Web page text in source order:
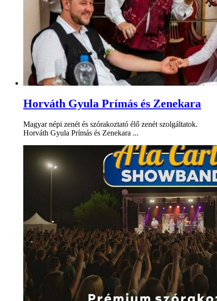
Horváth Gyula Prímás és Zenekara
Magyar népi zenét és szórakoztató élő zenét szolgáltatok.
Horváth Gyula Prímás és Zenekara ...